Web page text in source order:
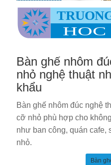
Bàn ghế nhôm
nhỏ nghệ thuật
khẩu
Bàn ghế nhôm đúc nghệ
cỡ nhỏ phù hợp cho
như ban công, quán cafe,
nhỏ.
Bàn